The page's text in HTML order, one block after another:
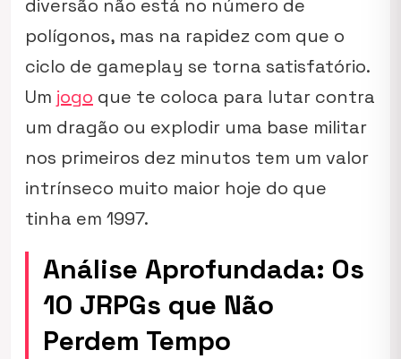
diversão não está no número de
polígonos, mas na rapidez com que o
ciclo de gameplay se torna satisfatório.
Um jogo que te coloca para lutar contra
um dragão ou explodir uma base militar
nos primeiros dez minutos tem um valor
intrínseco muito maior hoje do que
tinha em 1997.
Análise Aprofundada: Os
10 JRPGs que Não
Perdem Tempo